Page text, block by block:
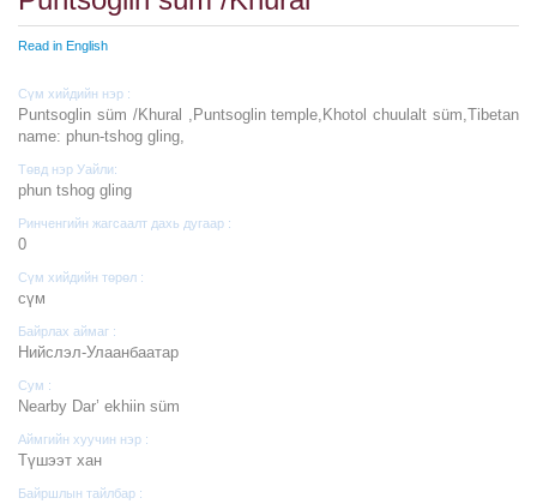
Read in English
Сүм хийдийн нэр :
Puntsoglin süm /Khural ,Puntsoglin temple,Khotol chuulalt süm,Tibetan
name: phun-tshog gling,
Төвд нэр Уайли:
phun tshog gling
Ринченгийн жагсаалт дахь дугаар :
0
Сүм хийдийн төрөл :
cүм
Байрлах аймаг :
Нийслэл-Улаанбаатар
Сум :
Nearby Dar’ ekhiin süm
Аймгийн хуучин нэр :
Түшээт хан
Байршлын тайлбар :